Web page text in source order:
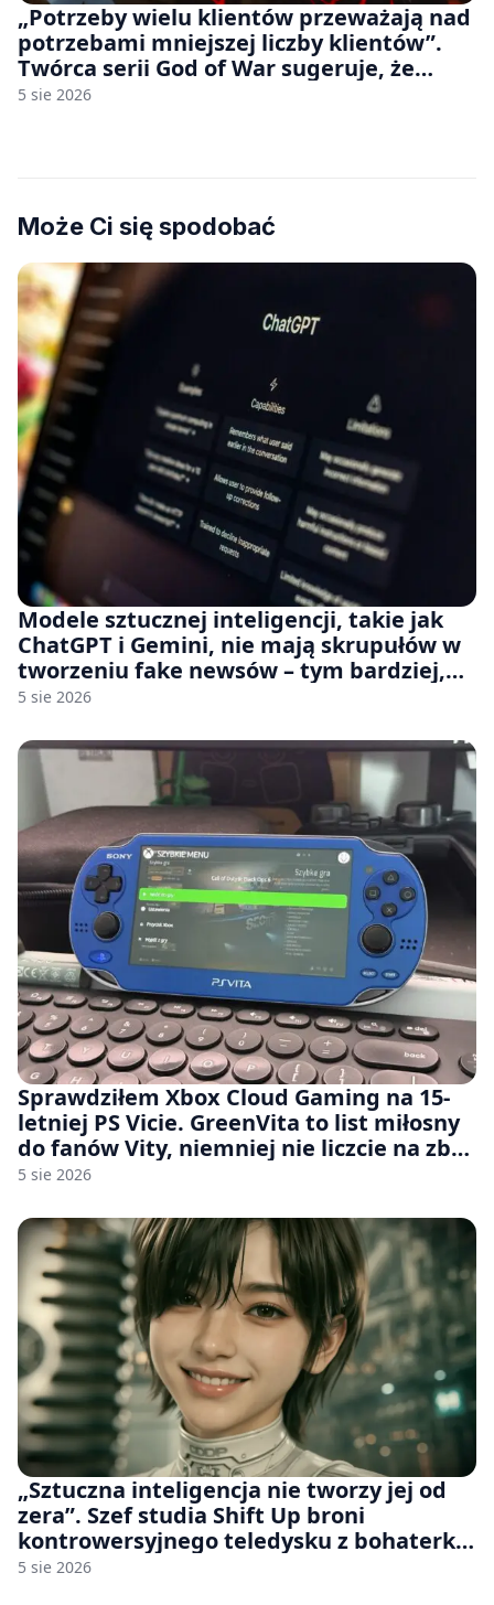
„Potrzeby wielu klientów przeważają nad
potrzebami mniejszej liczby klientów”.
Twórca serii God of War sugeruje, że
rozumie, dlaczego Sony rezygnuje z gier
5 sie 2026
Może Ci się spodobać
Modele sztucznej inteligencji, takie jak
ChatGPT i Gemini, nie mają skrupułów w
tworzeniu fake newsów – tym bardziej,
jeśli rozmawiasz z nimi po polsku
5 sie 2026
Sprawdziłem Xbox Cloud Gaming na 15-
letniej PS Vicie. GreenVita to list miłosny
do fanów Vity, niemniej nie liczcie na zbyt
wiele [FELIETON]
5 sie 2026
„Sztuczna inteligencja nie tworzy jej od
zera”. Szef studia Shift Up broni
kontrowersyjnego teledysku z bohaterką
Stellar Blade: Blood Rain
5 sie 2026